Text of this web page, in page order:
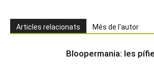
Articles relacionats Més de l'autor
Bloopermania: les